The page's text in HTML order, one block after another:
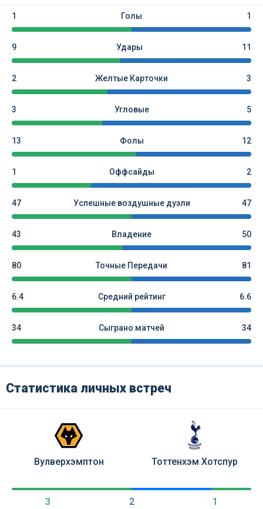
1 Голы 1
9 Удары 11
2 Желтые Карточки 3
3 Угловые 5
13 Фолы 12
1 Оффсайды 2
47 Успешные воздушные дуэли 47
43 Владение 50
80 Точные Передачи 81
6.4 Средний рейтинг 6.6
34 Сыграно матчей 34
Статистика личных встреч
Вулверхэмптон
3 2 1
Тоттенхэм Хотспур